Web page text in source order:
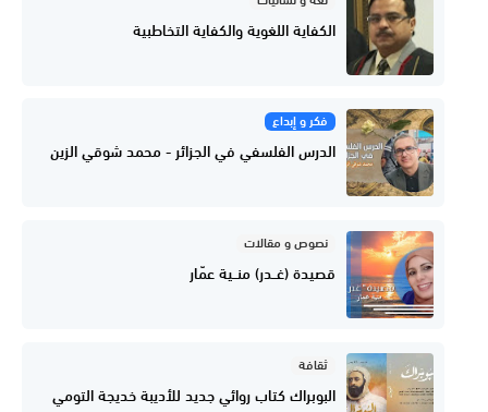
الكفاية اللغوية والكفاية التخاطبية
فكر و إبداع
الدرس الفلسفي في الجزائر - محمد شوقي الزين
نصوص و مقالات
قصيدة (غــدر) منــية عمّار
ثقافة
البوبراك كتاب روائي جديد للأديبة خديجة التومي